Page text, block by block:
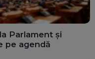
Parlament și
pe agendă